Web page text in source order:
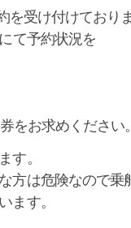
を受け付けておりま
て予約状況を
をお求めください。
す。
は危険なので乗
ます。